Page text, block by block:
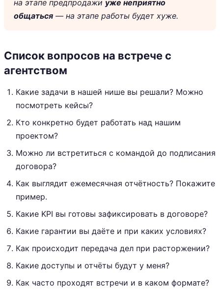
на этапе предпродажи уже неприятно
общаться — на этапе работы будет хуже.
Список вопросов на встрече с
агентством
Какие задачи в нашей нише вы решали? Можно
посмотреть кейсы?
Кто конкретно будет работать над нашим
проектом?
Можно ли встретиться с командой до подписания
договора?
Как выглядит ежемесячная отчётность? Покажите
пример.
Какие KPI вы готовы зафиксировать в договоре?
Какие гарантии вы даёте и при каких условиях?
Как происходит передача дел при расторжении?
Какие доступы и отчёты будут у меня?
Как часто проходят встречи и в каком формате?